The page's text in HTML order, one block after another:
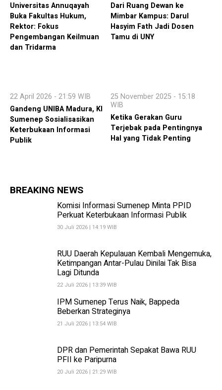
Universitas Annuqayah
Buka Fakultas Hukum,
Rektor: Fokus
Pengembangan Keilmuan
dan Tridarma
Dari Ruang Dewan ke
Mimbar Kampus: Darul
Hasyim Fath Jadi Dosen
Tamu di UNY
22 April 2026 - 21:59 WIB
Gandeng UNIBA Madura, KI
Sumenep Sosialisasikan
Keterbukaan Informasi
Publik
25 November 2025 - 15:18
WIB
Ketika Gerakan Guru
Terjebak pada Pentingnya
Hal yang Tidak Penting
BREAKING NEWS
Komisi Informasi Sumenep Minta PPID
Perkuat Keterbukaan Informasi Publik
30 Juli 2026 | 14:19 WIB
RUU Daerah Kepulauan Kembali Mengemuka,
Ketimpangan Antar-Pulau Dinilai Tak Bisa
Lagi Ditunda
22 Juli 2026 | 13:39 WIB
IPM Sumenep Terus Naik, Bappeda
Beberkan Strateginya
21 Juli 2026 | 13:54 WIB
DPR dan Pemerintah Sepakat Bawa RUU
PFII ke Paripurna
20 Juli 2026 | 21:29 WIB